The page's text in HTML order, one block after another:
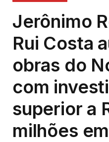
Jerônimo
Rui Costa
obras do
com
superior a
milhões